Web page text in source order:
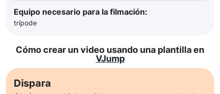
Equipo necesario para la filmación:
trípode
Cómo crear un video usando una plantilla en
VJump
Dispara